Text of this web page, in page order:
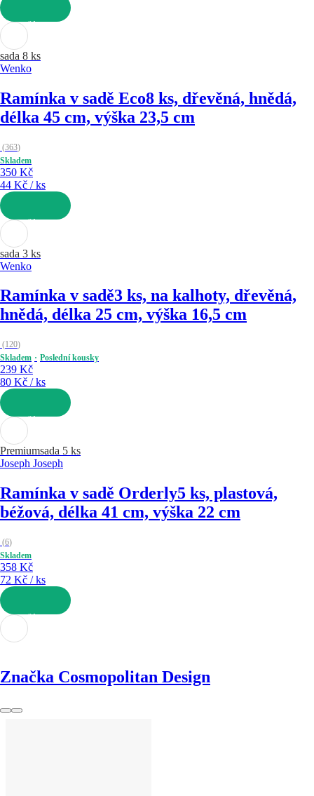
DO KOŠÍKU
sada 8 ks
Wenko
Ramínka v sadě Eco8 ks, dřevěná, hnědá,
délka 45 cm, výška 23,5 cm
(363)
Skladem
350 Kč
44 Kč / ks
DO KOŠÍKU
sada 3 ks
Wenko
Ramínka v sadě3 ks, na kalhoty, dřevěná,
hnědá, délka 25 cm, výška 16,5 cm
(120)
Skladem
Poslední kousky
239 Kč
80 Kč / ks
DO KOŠÍKU
Premiumsada 5 ks
Joseph Joseph
Ramínka v sadě Orderly5 ks, plastová,
béžová, délka 41 cm, výška 22 cm
(6)
Skladem
358 Kč
72 Kč / ks
DO KOŠÍKU
Značka Cosmopolitan Design